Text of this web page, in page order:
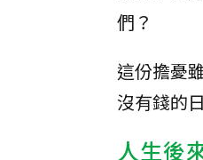
們？
這份擔憂
沒有錢的
人生後